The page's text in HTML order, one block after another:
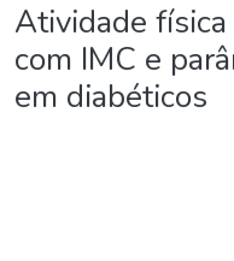
Atividade
com IMC e
em diabéticos